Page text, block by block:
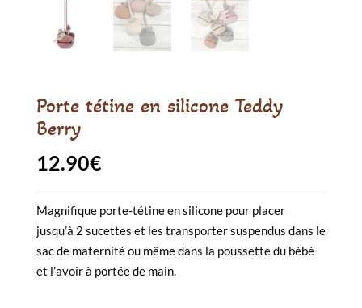
Porte tétine en silicone Teddy
Berry
12.90€
Magnifique porte-tétine en silicone pour placer
jusqu’à 2 sucettes et les transporter suspendus dans le
sac de maternité ou même dans la poussette du bébé
et l’avoir à portée de main.